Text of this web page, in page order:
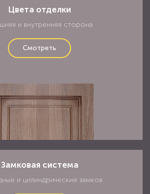
Смотреть
Замковая система
Смотреть